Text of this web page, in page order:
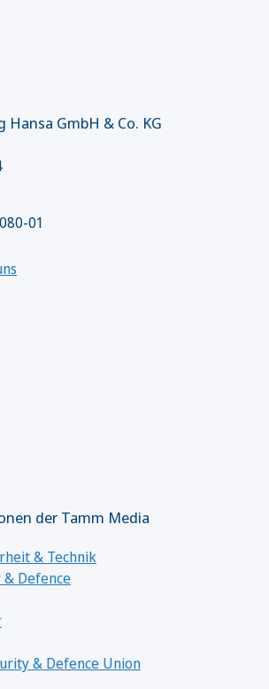
Hansa GmbH & Co. KG
01
der Tamm Media
& Technik
& Defence
& Defence Union